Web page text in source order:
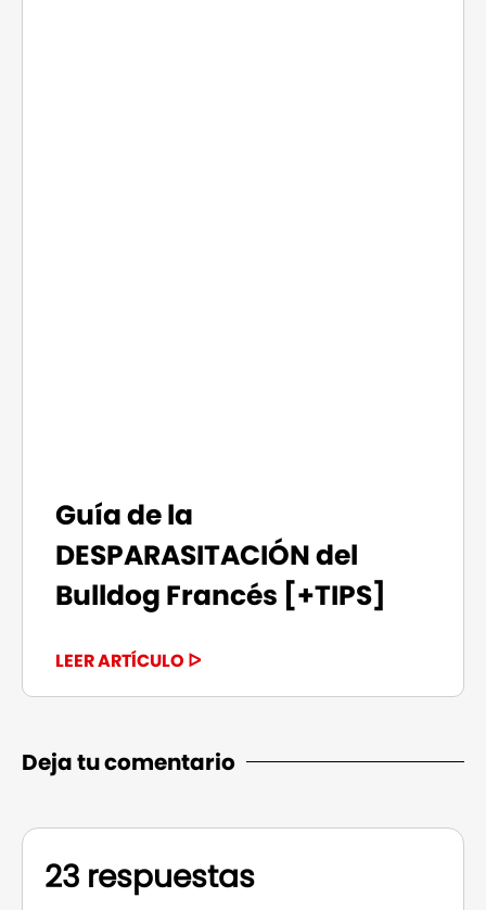
Guía de la
DESPARASITACIÓN del
Bulldog Francés [+TIPS]
LEER ARTÍCULO ᐅ
Deja tu comentario
23 respuestas